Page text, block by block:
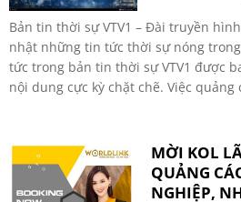
Bản tin thời sự VTV1 – Đài truyền
nhật những tin tức thời sự nóng
tức trong bản tin thời sự VTV1 được
nội dung cực kỳ chặt chẽ. Việc quảng
MỜI KOL
QUẢNG
NGHIỆP,